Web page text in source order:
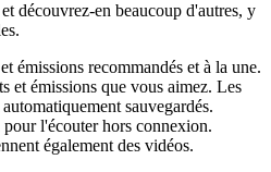
découvrez-en beaucoup d'autres, y
émissions recommandés et à la une.
et émissions que vous aimez. Les
sauvegardés.
l'écouter hors connexion.
également des vidéos.